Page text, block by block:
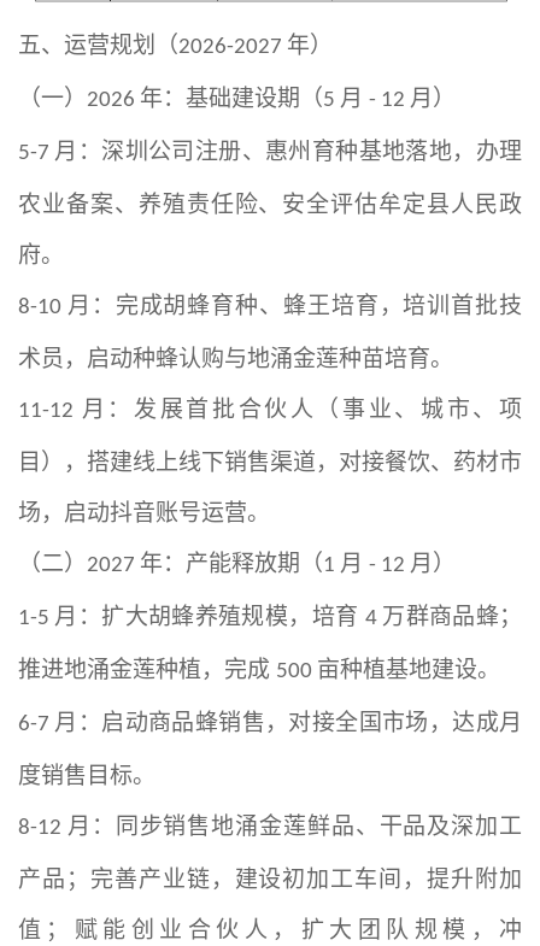
五、运营规划（2026-2027 年）
（一） 2026 年：基础建设期（5 月 - 12 月）
5-7 月：深圳公司注册、惠州育种基地落地，办理
农业备案、养殖责任险、安全评估牟定县人民政
府。
8-10 月：完成胡蜂育种、蜂王培育，培训首批技
术员，启动种蜂认购与地涌金莲种苗培育。
11-12 月：发展首批合伙人（事业、城市、项
目），搭建线上线下销售渠道，对接餐饮、药材市
场，启动抖音账号运营。
（二）
2027 年：产能释放期（ 1 月 - 12 月）
1-5 月：扩大胡蜂养殖规模，培育 4 万群商品蜂；
推进地涌金莲种植，完成 500 亩种植基地建设。
6-7 月：启动商品蜂销售，对接全国市场，达成月
度销售目标。
8-12 月：同步销售地涌金莲鲜品、干品及深加工
产品；完善产业链，建设初加工车间，提升附加
值；赋能创业合伙人，扩大团队规模，冲